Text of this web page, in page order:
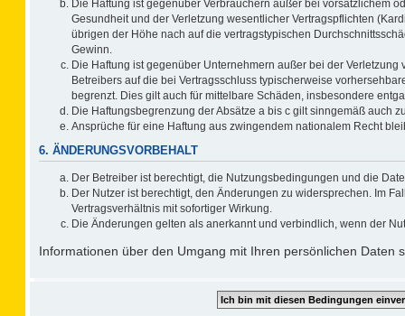
Die Haftung ist gegenüber Verbrauchern außer bei vorsätzlichem
Gesundheit und der Verletzung wesentlicher Vertragspflichten
übrigen der Höhe nach auf die vertragstypischen
Gewinn.
Die Haftung ist gegenüber Unternehmern außer bei der
Betreibers auf die bei Vertragsschluss typischerweise
begrenzt. Dies gilt auch für mittelbare Schäden, insbesondere
Die Haftungsbegrenzung der Absätze a bis c gilt sinngemäß auch
Ansprüche für eine Haftung aus zwingendem nationalem Recht
6. ÄNDERUNGSVORBEHALT
Der Betreiber ist berechtigt, die Nutzungsbedingungen und die
Der Nutzer ist berechtigt, den Änderungen zu widersprechen. Im
Vertragsverhältnis mit sofortiger Wirkung.
Die Änderungen gelten als anerkannt und verbindlich, wenn der
Informationen über den Umgang mit Ihren persönlichen Daten